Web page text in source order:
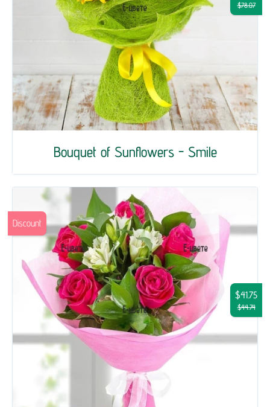
Bouquet of Sunflowers - Smile
$78.07
$41.75
$44.74
Discount